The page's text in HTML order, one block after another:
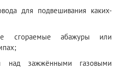
для подвешивания каких-
сгораемые абажуры или
над зажжёнными газовыми